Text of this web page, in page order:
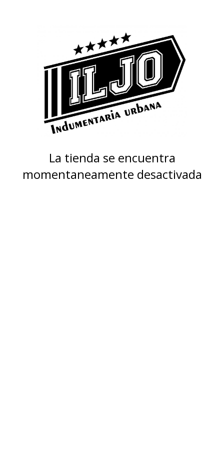
La tienda se encuentra
momentaneamente desactivada